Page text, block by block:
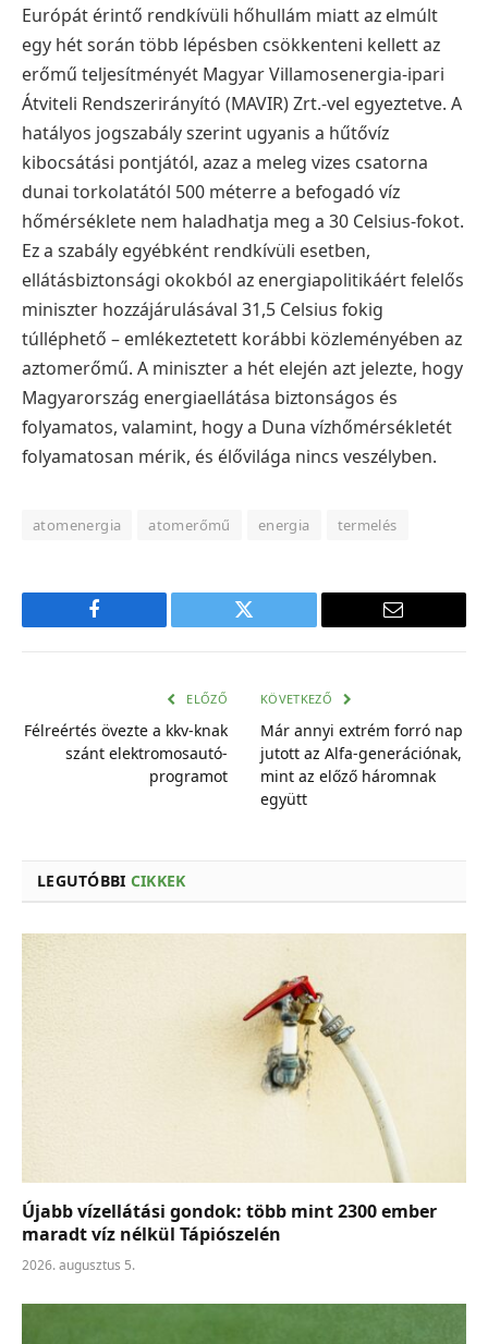
Európát érintő rendkívüli hőhullám miatt az elmúlt
egy hét során több lépésben csökkenteni kellett az
erőmű teljesítményét Magyar Villamosenergia-ipari
Átviteli Rendszerirányító (MAVIR) Zrt.-vel egyeztetve. A
hatályos jogszabály szerint ugyanis a hűtővíz
kibocsátási pontjától, azaz a meleg vizes csatorna
dunai torkolatától 500 méterre a befogadó víz
hőmérséklete nem haladhatja meg a 30 Celsius-fokot.
Ez a szabály egyébként rendkívüli esetben,
ellátásbiztonsági okokból az energiapolitikáért felelős
miniszter hozzájárulásával 31,5 Celsius fokig
túlléphető – emlékeztetett korábbi közleményében az
aztomerőmű. A miniszter a hét elején azt jelezte, hogy
Magyarország energiaellátása biztonságos és
folyamatos, valamint, hogy a Duna vízhőmérsékletét
folyamatosan mérik, és élővilága nincs veszélyben.
atomenergia atomerőmű energia termelés
Facebook Twitter
E-
ELŐZŐ
Félreértés övezte a kkv-knak
szánt elektromosautó-
programot
KÖVETKEZŐ
Már annyi extrém forró nap
jutott az Alfa-generációnak,
mint az előző háromnak
együtt
LEGUTÓBBI CIKKEK
Újabb vízellátási gondok: több mint 2300 ember
maradt víz nélkül Tápiószelén
2026. augusztus 5.